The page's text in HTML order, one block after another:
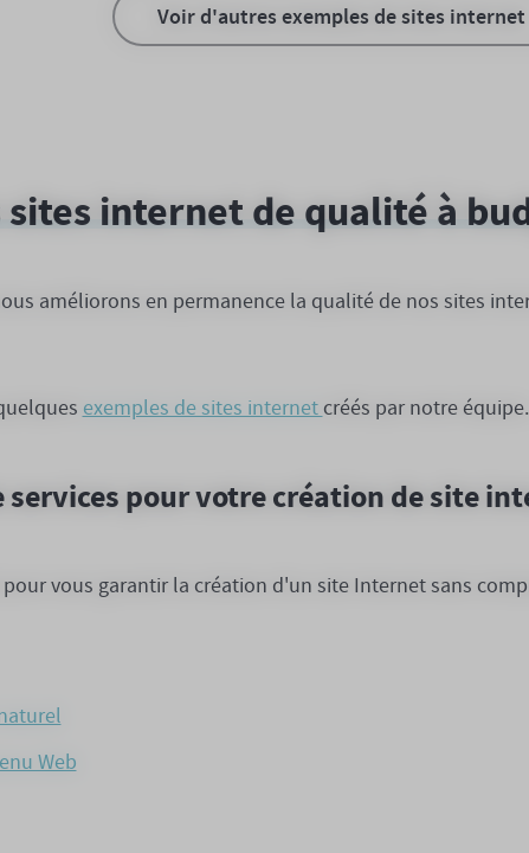
Voir d'autres exemples de sites internet
sites internet de qualité à
améliorons en permanence la qualité de nos sites
exemples de sites internet créés par notre
services pour votre création de site
pour vous garantir la création d'un site Internet sans
Web